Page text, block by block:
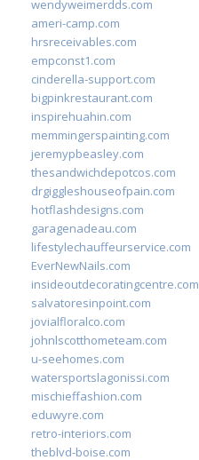
wendyweimerdds.com
ameri-camp.com
hrsreceivables.com
empconst1.com
cinderella-support.com
bigpinkrestaurant.com
inspirehuahin.com
memmingerspainting.com
jeremypbeasley.com
thesandwichdepotcos.com
drgiggleshouseofpain.com
hotflashdesigns.com
garagenadeau.com
lifestylechauffeurservice.com
EverNewNails.com
insideoutdecoratingcentre.com
salvatoresinpoint.com
jovialfloralco.com
johnlscotthometeam.com
u-seehomes.com
watersportslagonissi.com
mischieffashion.com
eduwyre.com
retro-interiors.com
theblvd-boise.com